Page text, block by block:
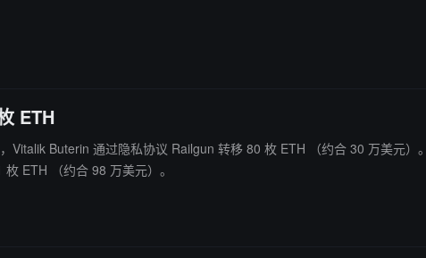
ETH
私协议 Railgun 转移 80 枚 ETH （约合 30 万美元）。 自去年 10 月开始，Vitalik Buterin 以每月一次
ETH （约合 98 万美元）。